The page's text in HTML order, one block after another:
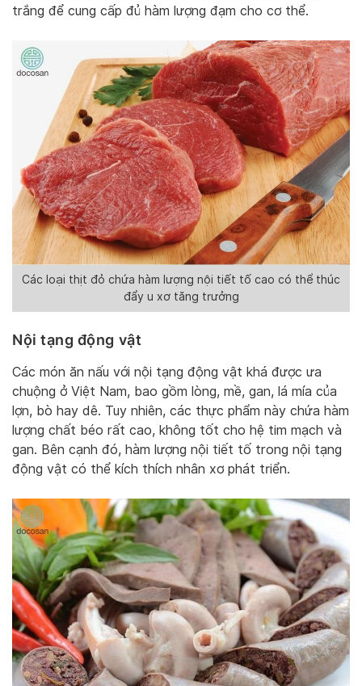
trắng để cung cấp đủ hàm lượng đạm cho cơ thể.
Các loại thịt đỏ chứa hàm lượng nội tiết tố cao có thể thúc
đẩy u xơ tăng trưởng
Nội tạng động vật
Các món ăn nấu với nội tạng động vật khá được ưa
chuộng ở Việt Nam, bao gồm lòng, mề, gan, lá mía của
lợn, bò hay dê. Tuy nhiên, các thực phẩm này chứa hàm
lượng chất béo rất cao, không tốt cho hệ tim mạch và
gan. Bên cạnh đó, hàm lượng nội tiết tố trong nội tạng
động vật có thể kích thích nhân xơ phát triển.